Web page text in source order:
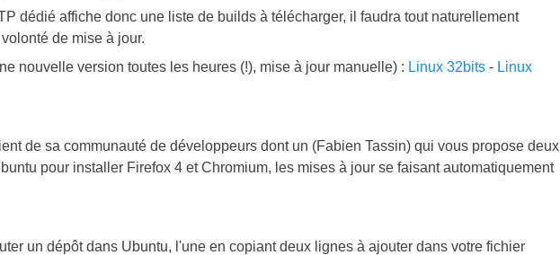
dédié affiche donc une liste de builds à télécharger, il faudra tout naturellement
de mise à jour.
nouvelle version toutes les heures (!), mise à jour manuelle) : Linux 32bits - Linux
de sa communauté de développeurs dont un (Fabien Tassin) qui vous propose deux
pour installer Firefox 4 et Chromium, les mises à jour se faisant automatiquement
un dépôt dans Ubuntu, l'une en copiant deux lignes à ajouter dans votre fichier